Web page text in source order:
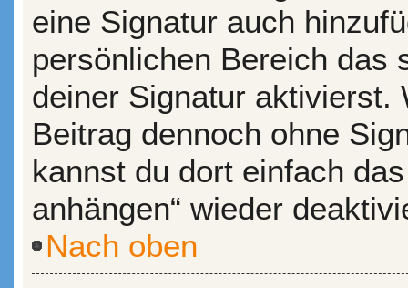
eine Signatur auch
persönlichen Bereich das
deiner Signatur aktivierst.
Beitrag dennoch ohne
kannst du dort einfach
anhängen“ wieder
Nach oben